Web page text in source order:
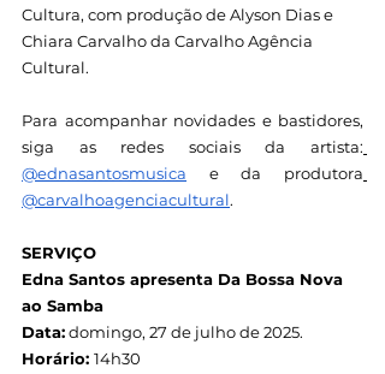
Cultura, com produção de Alyson Dias e
Chiara Carvalho da Carvalho Agência
Cultural.
Para acompanhar novidades e bastidores,
siga as redes sociais da artista:
@ednasantosmusica e da produtora
@carvalhoagenciacultural.
SERVIÇO
Edna Santos apresenta Da Bossa Nova
ao Samba
Data: domingo, 27 de julho de 2025.
Horário: 14h30